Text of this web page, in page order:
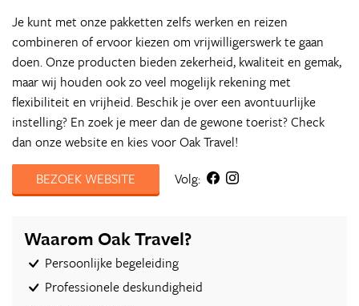
Je kunt met onze pakketten zelfs werken en reizen
combineren of ervoor kiezen om vrijwilligerswerk te gaan
doen. Onze producten bieden zekerheid, kwaliteit en gemak,
maar wij houden ook zo veel mogelijk rekening met
flexibiliteit en vrijheid. Beschik je over een avontuurlijke
instelling? En zoek je meer dan de gewone toerist? Check
dan onze website en kies voor Oak Travel!
BEZOEK WEBSITE
Volg:
Waarom Oak Travel?
Persoonlijke begeleiding
Professionele deskundigheid